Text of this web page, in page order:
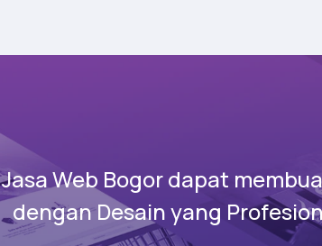
Jasa Web Bogor dapat
dengan Desain yang